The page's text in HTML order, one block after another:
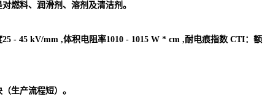
燃料、润滑剂、溶剂及清洁剂。
- 45 kV/mm ,体积电阻率1010 - 1015 W * cm ,耐电痕指数 CTI：额
生产流程短）。